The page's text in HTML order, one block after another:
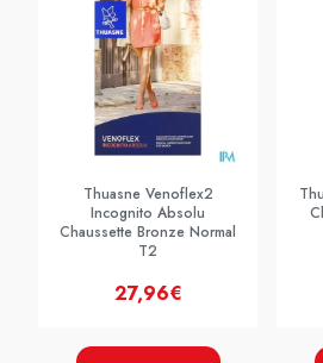
Thuasne Venoflex2
Incognito Absolu
Chaussette Bronze Normal
T2
27,96€